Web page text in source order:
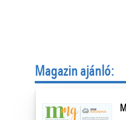
Magazin ajánló: